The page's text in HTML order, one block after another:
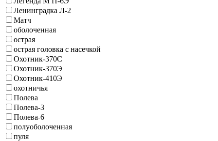
Ленинградка Л-2
Матч
оболоченная
острая
острая головка с насечкой
Охотник-370С
Охотник-370Э
Охотник-410Э
охотничья
Полева
Полева-3
Полева-6
полуоболоченная
пуля